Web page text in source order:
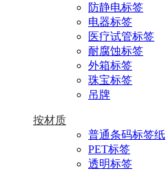
防静电标签
电器标签
医疗试管标签
耐腐蚀标签
外箱标签
珠宝标签
吊牌
按材质
普通条码标签纸
PET标签
透明标签